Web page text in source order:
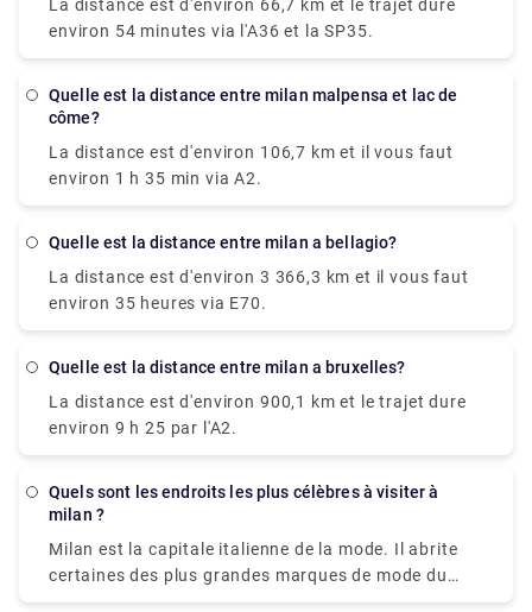
Malpensa (MXP) et Aéroport de Milan Linate (LIN)
est de 48 km. La distance routière est de 56,6 km.
km.
La distance est d'environ 66,7 km et le trajet dure
environ 54 minutes via l'A36 et la SP35.
Quelle est la distance entre milan malpensa et lac de
côme?
La distance est d'environ 106,7 km et il vous faut
environ 1 h 35 min via A2.
Quelle est la distance entre milan a bellagio?
La distance est d'environ 3 366,3 km et il vous faut
environ 35 heures via E70.
Quelle est la distance entre milan a bruxelles?
La distance est d'environ 900,1 km et le trajet dure
environ 9 h 25 par l'A2.
Quels sont les endroits les plus célèbres à visiter à
milan ?
Milan est la capitale italienne de la mode. Il abrite
certaines des plus grandes marques de mode du
pays. L'une des villes où vous pouvez trouver une